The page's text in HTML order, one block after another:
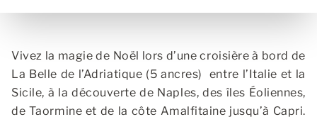
Vivez la magie de Noël lors d’une croisière à bord de
La Belle de l’Adriatique (5 ancres) entre l’Italie et la
Sicile, à la découverte de Naples, des îles Éoliennes,
de Taormine et de la côte Amalfitaine jusqu’à Capri.